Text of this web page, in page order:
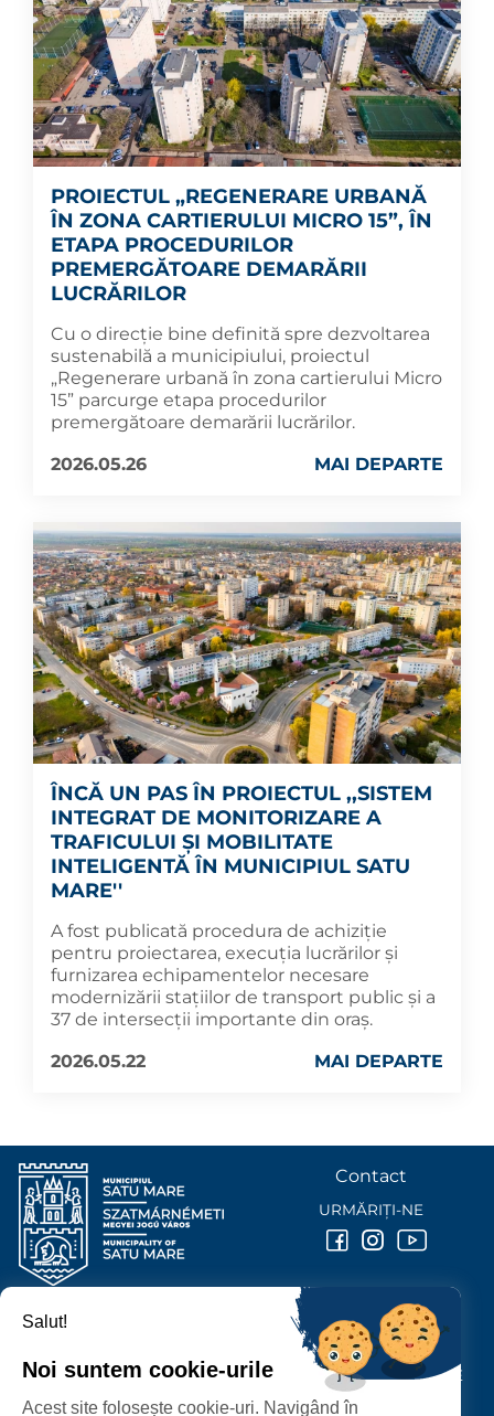
PROIECTUL „REGENERARE URBANĂ
ÎN ZONA CARTIERULUI MICRO 15”, ÎN
ETAPA PROCEDURILOR
PREMERGĂTOARE DEMARĂRII
LUCRĂRILOR
Cu o direcție bine definită spre dezvoltarea
sustenabilă a municipiului, proiectul
„Regenerare urbană în zona cartierului Micro
15” parcurge etapa procedurilor
premergătoare demarării lucrărilor.
2026.05.26
MAI DEPARTE
ÎNCĂ UN PAS ÎN PROIECTUL ,,SISTEM
INTEGRAT DE MONITORIZARE A
TRAFICULUI ȘI MOBILITATE
INTELIGENTĂ ÎN MUNICIPIUL SATU
MARE''
A fost publicată procedura de achiziție
pentru proiectarea, execuția lucrărilor și
furnizarea echipamentelor necesare
modernizării stațiilor de transport public și a
37 de intersecții importante din oraș.
2026.05.22
MAI DEPARTE
PRIMĂRIA MUNICIPIULUI
P-ȚA 25 OCTOMBRIE, NR. 1 CORP M, 440026 SATU MARE
Contact
URMĂRIȚI-NE
Salut!
Noi suntem cookie-urile
Acest site folosește cookie-uri. Navigând în